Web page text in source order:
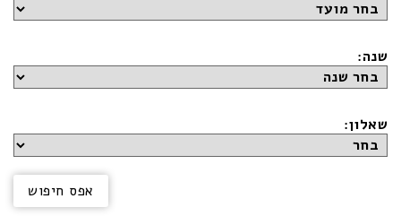
שנה:
שאלון: